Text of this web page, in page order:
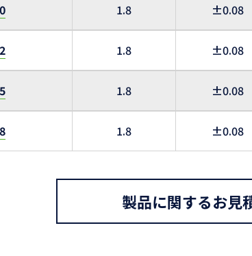
1.8 ±0.08
1.8 ±0.08
1.8 ±0.08
1.8 ±0.08
製品に関するお見